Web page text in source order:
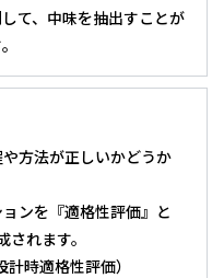
て、中味を抽出すことが
方法が正しいかどうか
ンを『適格性評価』と
れます。
時適格性評価）